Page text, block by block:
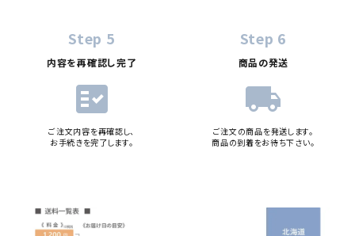
Step 5
内容を再確認し完了
fact_check
ご注文内容を再確認し、
お手続きを完了します。
Step 6
商品の発送
local_shipping
ご注文の商品を発送します。
商品の到着をお待ち下さい。